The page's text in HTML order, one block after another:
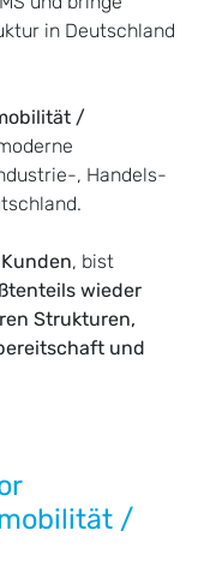
in Deutschland
/
, Handels-
, bist
wieder
Strukturen,
und
/